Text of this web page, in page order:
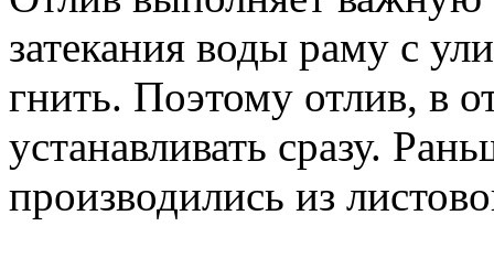
затекания воды раму с
гнить. Поэтому отлив, в
устанавливать сразу.
производились из